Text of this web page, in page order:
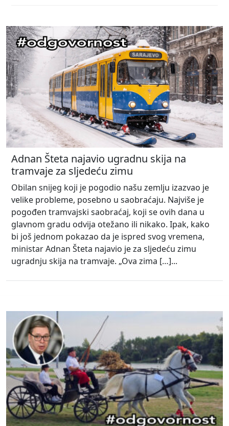
Adnan Šteta najavio ugradnu skija na
tramvaje za sljedeću zimu
Obilan snijeg koji je pogodio našu zemlju izazvao je
velike probleme, posebno u saobraćaju. Najviše je
pogođen tramvajski saobraćaj, koji se ovih dana u
glavnom gradu odvija otežano ili nikako. Ipak, kako
bi još jednom pokazao da je ispred svog vremena,
ministar Adnan Šteta najavio je za sljedeću zimu
ugradnju skija na tramvaje. „Ova zima […]...